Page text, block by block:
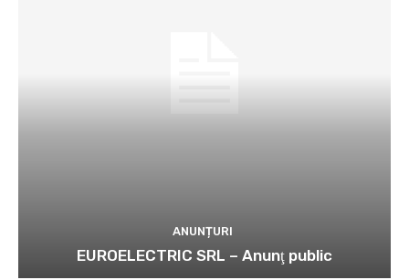
ANUNȚURI
EUROELECTRIC SRL – Anunţ public